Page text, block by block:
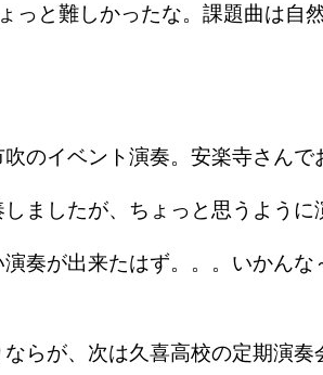
っと難しかったな。課題曲は自
のイベント演奏。安楽寺さんで
ましたが、ちょっと思うよう
奏が出来たはず。。。いかんな
らが、次は久喜高校の定期演奏